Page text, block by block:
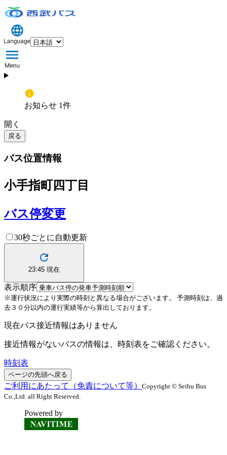
お知らせ 1件
開く
戻る
バス位置情報
小手指町四丁目
バス停変更
30秒ごとに自動更新
23:45 現在
表示順序
※運行状況により実際の時刻と異なる場合がございます。 予測時刻は、過
去３０分以内の運行実績等から算出しております。
現在バス接近情報はありません
接近情報がないバスの情報は、時刻表をご確認ください。
時刻表
ページの先頭へ戻る
ご利用にあたって（免責について等） Copyright © Seibu Bus
Co.,Ltd. all Right Reserved.
Powered by